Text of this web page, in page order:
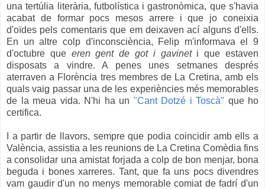
una tertúlia literària, futbolística i gastronòmica, que s'havia
acabat de formar pocs mesos arrere i que jo coneixia
d'oïdes pels comentaris que em deixaven ací alguns d'ells.
En un altre colp d'inconsciència, Felip m'informava el 9
d'octubre que eren gent de got i gavineti que estaven
disposats a vindre. A penes unes setmanes després
aterraven a Florència tres membres de La Cretina, amb els
quals vaig passar una de les experiències més memorables
de la meua vida. N'hi ha un "Cant Dotzé i Toscà" que ho
certifica.
I a partir de llavors, sempre que podia coincidir amb ells a
València, assistia a les reunions de La Cretina Comèdia fins
a consolidar una amistat forjada a colp de bon menjar, bona
beguda i bones xarreres. Tant, que fa uns pocs divendres
vam gaudir d'un no menys memorable comiat de fadrí d'un